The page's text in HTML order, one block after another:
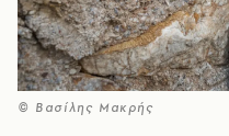
© Βασίλης Μακρής